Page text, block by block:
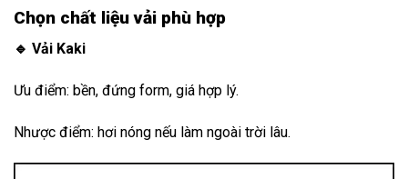
Chọn chất liệu vải phù hợp
🔹 Vải Kaki
Ưu điểm: bền, đứng form, giá hợp lý.
Nhược điểm: hơi nóng nếu làm ngoài trời lâu.